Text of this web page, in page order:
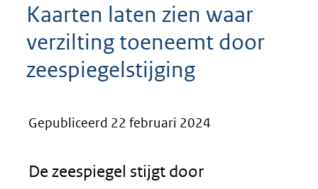
Kaarten laten zien waar
verzilting toeneemt door
zeespiegelstijging
Gepubliceerd 22 februari 2024
De zeespiegel stijgt door